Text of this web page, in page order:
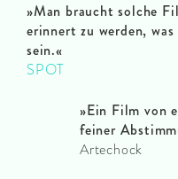
»Man braucht solche
erinnert zu werden,
sein.«
SPOT
»Ein Film von
feiner
Artechock